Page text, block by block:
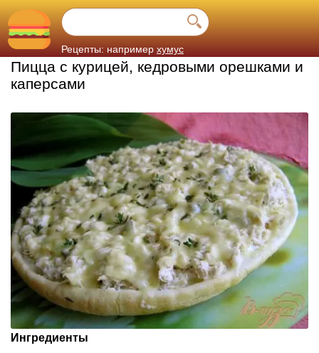
Рецепты: например хумус
Пицца с курицей, кедровыми орешками и
каперсами
Ингредиенты